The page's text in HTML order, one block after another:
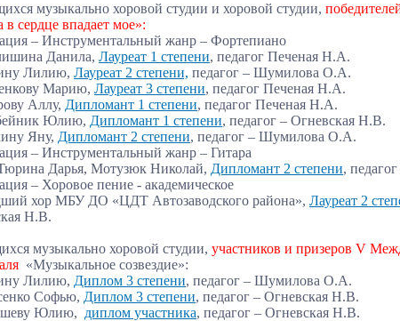
музыкально хоровой студии и хоровой студии,
в сердце впадает мое»:
– Инструментальный жанр – Фортепиано
Данила, Лауреат 1 степени, педагог Печеная Н.А.
Лилию, Лауреат 2 степени, педагог – Шумилова О.А.
Марию, Лауреат 3 степени, педагог Печеная Н.А.
Аллу, Дипломант 1 степени, педагог Печеная Н.А.
Юлию, Дипломант 1 степени, педагог – Огневская Н.В.
Яну, Дипломант 2 степени, педагог – Шумилова О.А.
– Инструментальный жанр – Гитара
Дарья, Мотузюк Николай, Дипломант 2 степени,
– Хоровое пение - академическое
хор МБУ ДО «ЦДТ Автозаводского района», Лауреат 2
Н.В.
музыкально хоровой студии, участников и призеров V
«Музыкальное созвездие»:
Лилию, Диплом 3 степени, педагог – Шумилова О.А.
Софью, Диплом 3 степени, педагог – Огневская Н.В.
Юлию, диплом участника, педагог – Огневская Н.В.